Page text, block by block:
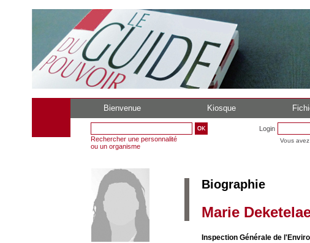
Bienvenue Kiosque
Rechercher une personnalité
ou un organisme
Login
Vous
Biographie
Marie
Inspection Générale de